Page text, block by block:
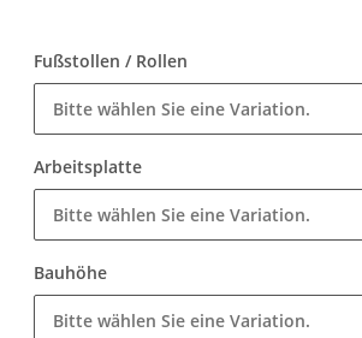
Fußstollen / Rollen
Bitte wählen Sie eine Variation.
Arbeitsplatte
Bitte wählen Sie eine Variation.
Bauhöhe
Bitte wählen Sie eine Variation.